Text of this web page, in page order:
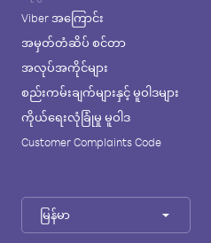
Viber အကြောင်း
အမှတ်တံဆိပ် စင်တာ
အလုပ်အကိုင်များ
စည်းကမ်းချက်များနှင့် မူဝါဒများ
ကိုယ်ရေးလုံခြုံမှု မူဝါဒ
Customer Complaints Code
မြန်မာ